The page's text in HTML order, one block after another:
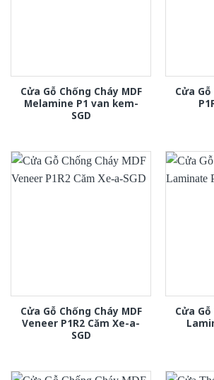
Cửa Gỗ Chống Cháy MDF
Melamine P1 van kem-
SGD
Cửa
Cửa Gỗ Chống Cháy MDF
Veneer P1R2 Căm Xe-a-
SGD
Cửa